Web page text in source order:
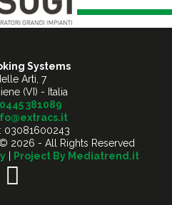
Systems
Arti, 7
(VI) - Italia
381089
03081600243
2026 - All Rights Reserved
| Project By Mediatrend.it